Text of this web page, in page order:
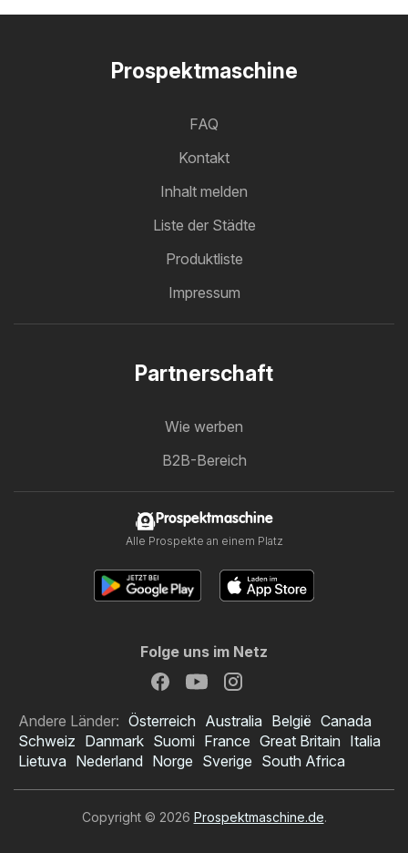
Prospektmaschine
FAQ
Kontakt
Inhalt melden
Liste der Städte
Produktliste
Impressum
Partnerschaft
Wie werben
B2B-Bereich
Prospektmaschine
Alle Prospekte an einem Platz
Folge uns im Netz
Andere Länder: Österreich Australia België Canada
Schweiz Danmark Suomi France Great Britain Italia
Lietuva Nederland Norge Sverige South Africa
Copyright © 2026 Prospektmaschine.de.